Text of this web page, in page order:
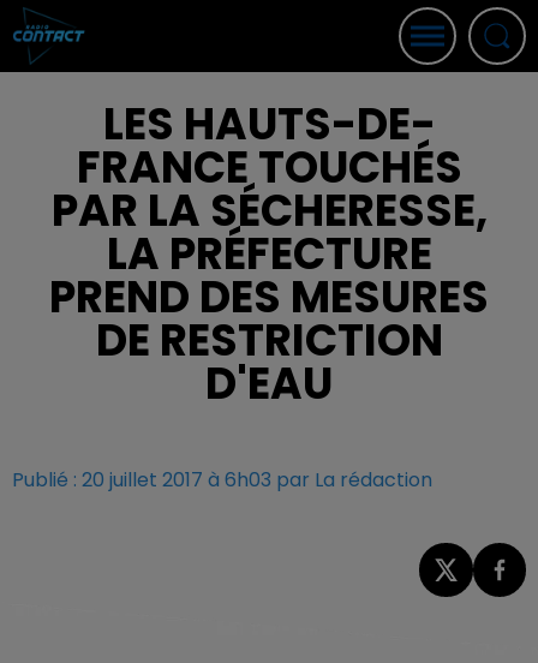
LES HAUTS-DE-
FRANCE TOUCHÉS
PAR LA SÉCHERESSE,
LA PRÉFECTURE
PREND DES MESURES
DE RESTRICTION
D'EAU
Publié : 20 juillet 2017 à 6h03 par La rédaction